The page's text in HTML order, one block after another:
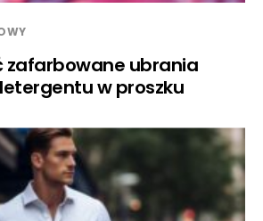
zafarbowane ubrania
w proszku